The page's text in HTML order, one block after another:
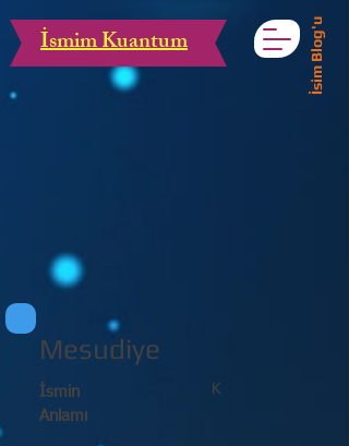
İsmim Kuantum İsim Blog'u
Mesudiye
K
İsmin
Anlamı